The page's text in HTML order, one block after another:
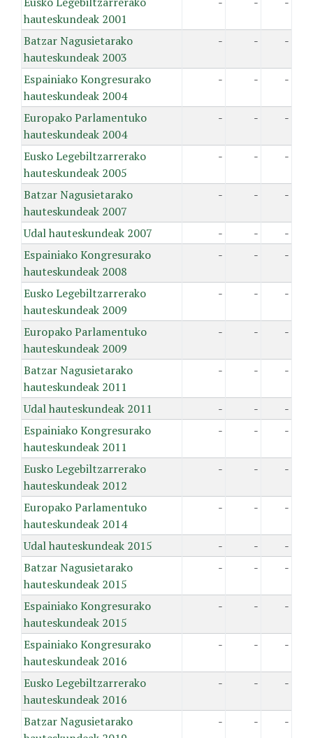
hauteskundeak 2001
Batzar Nagusietarako
hauteskundeak 2003
- - -
Espainiako Kongresurako
hauteskundeak 2004
- - -
Europako Parlamentuko
hauteskundeak 2004
- - -
Eusko Legebiltzarrerako
hauteskundeak 2005
- - -
Batzar Nagusietarako
hauteskundeak 2007
- - -
Udal hauteskundeak 2007 - -
-
Espainiako Kongresurako
hauteskundeak 2008
- - -
Eusko Legebiltzarrerako
hauteskundeak 2009
- - -
Europako Parlamentuko
hauteskundeak 2009
- - -
Batzar Nagusietarako
hauteskundeak 2011
- - -
Udal hauteskundeak 2011 - -
-
Espainiako Kongresurako
hauteskundeak 2011
- - -
Eusko Legebiltzarrerako
hauteskundeak 2012
- - -
Europako Parlamentuko
hauteskundeak 2014
- - -
Udal hauteskundeak 2015 - -
-
Batzar Nagusietarako
hauteskundeak 2015
- - -
Espainiako Kongresurako
hauteskundeak 2015
- - -
Espainiako Kongresurako
hauteskundeak 2016
- - -
Eusko Legebiltzarrerako
hauteskundeak 2016
- - -
Batzar Nagusietarako
- - -